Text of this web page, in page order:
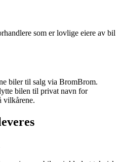
som er lovlige eiere av bil
biler til salg via BromBrom.
bilen til privat navn for
vilkårene.